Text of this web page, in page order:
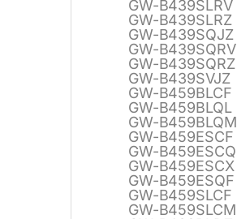
GW-B439SLRV
GW-B439SLRZ
GW-B439SQJZ
GW-B439SQRV
GW-B439SQRZ
GW-B439SVJZ
GW-B459BLCF
GW-B459BLQL
GW-B459BLQM
GW-B459ESCF
GW-B459ESCQ
GW-B459ESCX
GW-B459ESQF
GW-B459SLCF
GW-B459SLCM